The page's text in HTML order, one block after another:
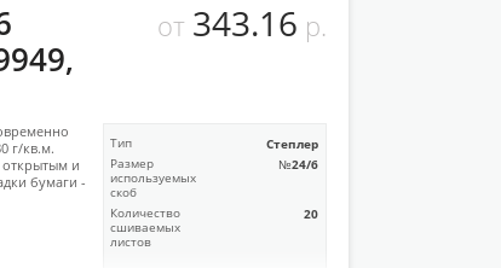
от 343.16 р.
г/кв.м.
открытым и
бумаги -
Тип Степлер
Размер
используемых
скоб
№24/6
Количество
сшиваемых
листов
20